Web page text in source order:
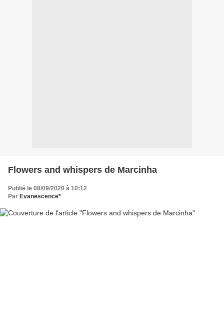
Flowers and whispers de Marcinha
Publié le 08/09/2020 à 10:12
Par Evanescence*